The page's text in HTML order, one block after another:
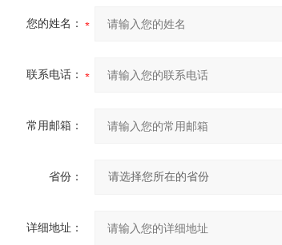
您的姓名：
联系电话：
常用邮箱：
省份：
详细地址：